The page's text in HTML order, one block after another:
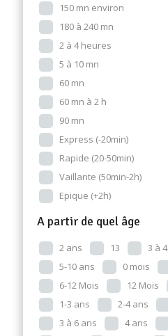
150 mn environ
180 à 240 mn
2 à 4 heures
5 à 10 mn
60 mn
60 mn à 2 h
90 mn
Express (-20min)
Rapide (20-50min)
Vaillante (50min-2h)
Epique (+2h)
A partir de quel âge
2 ans 13 3 à 4
5-10 ans
0 mois
6-12 Mois
12 Mois
1-3 ans
2-4 ans
3 à 6 ans
4 ans